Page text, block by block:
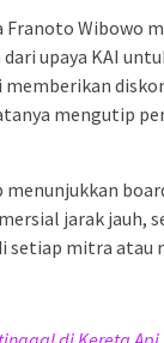
Franoto Wibowo
upaya KAI
mengutip
jarak jauh,
setiap mitra atau